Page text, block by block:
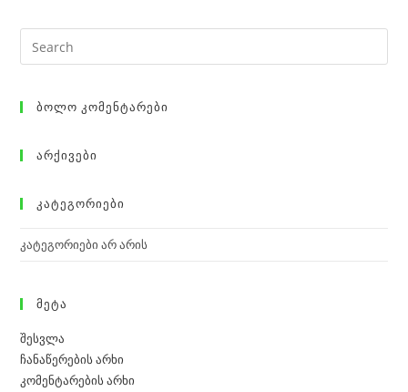
Ბოლო Კომენტარები
Არქივები
Კატეგორიები
კატეგორიები არ არის
Მეტა
შესვლა
ჩანაწერების არხი
კომენტარების არხი